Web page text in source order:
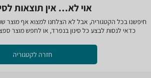
אוי לא… אין תוצאות
חיפשנו בכל הקטגוריה, אבל לא הצלחנו למצוא אף מוצר
כדאי לנסות לבצע כל סינון בנפרד, או לחפש מוצר
חזרה לקטגוריה